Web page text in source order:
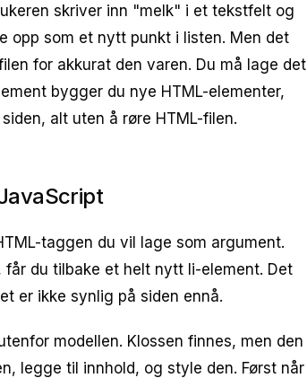
skriver inn "melk" i et tekstfelt og
opp som et nytt punkt i listen. Men det
for akkurat den varen. Du må lage det
bygger du nye HTML-elementer,
alt uten å røre HTML-filen.
taggen du vil lage som argument.
du tilbake et helt nytt li-element. Det
er ikke synlig på siden ennå.
modellen. Klossen finnes, men den
legge til innhold, og style den. Først når